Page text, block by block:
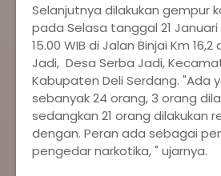
Selanjutnya dilakukan gempur
pada Selasa tanggal 21 Januari
15.00 WIB di Jalan Binjai Km
Jadi, Desa Serba Jadi,
Kabupaten Deli Serdang. "Ada
sebanyak 24 orang, 3 orang
sedangkan 21 orang dilakukan
dengan. Peran ada sebagai
pengedar narkotika, " ujarnya.